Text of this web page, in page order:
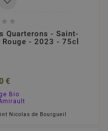
 
Quarterons - Saint-
- 2023 - 75cl
€
Bio
Nicolas de Bourgueil